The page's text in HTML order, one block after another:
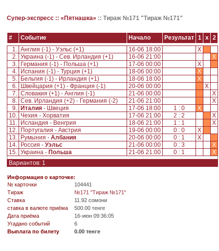
Супер-экспресс :: «Пятнашка» :: Тираж №171 "Тираж №171"
# Событие Начало Результат 1 x
2
1. Англия (-1) - Уэльс (+1) 16-06 18:00
X
2. Украина (-1) - Сев. Ирландия (+1) 16-06 21:00
X
3.
Германия (-1) - Польша (+1) 17-06 00:00
X
4.
Испания (-1) - Турция (+1) 18-06 00:00
X
5.
Бельгия (-1) - Ирландия (+1) 18-06 18:00
X
6.
Швейцария (+1) - Франция (-1) 20-06 00:00
X
7. Словакия (+1) - Англия (-1) 21-06 00:00
X
8. Сев. Ирландия (+2) - Германия (-2) 21-06 21:00
X
9.
Италия - Швеция 17-06 18:00 1 : 0
X
10. Чехия - Хорватия 17-06 21:00 2 : 2
X
11.
Исландия - Венгрия 18-06 21:00 1 : 1
X
12.
Португалия - Австрия 19-06 00:00 0 : 0
X
13.
Румыния - Албания 20-06 00:00 0 : 1
X
14.
Россия - Уэльс 21-06 00:00 0 : 3
X
15. Украина - Польша 21-06 21:00 0 : 1
X
Вариантов: 1
Информация о карточке:
№ карточки
104441
Tираж
№171 "Тираж №171"
Ставка
11.92 сомони
ставка в валюте приёма
500.00 тенге
Дата приёма
16-июн 09:36:05
Угадано событий
6
Выплата по билету
0.00 тенге